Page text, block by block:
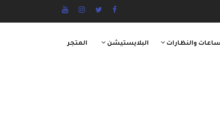
والنظارات البلايستيشن المتجر